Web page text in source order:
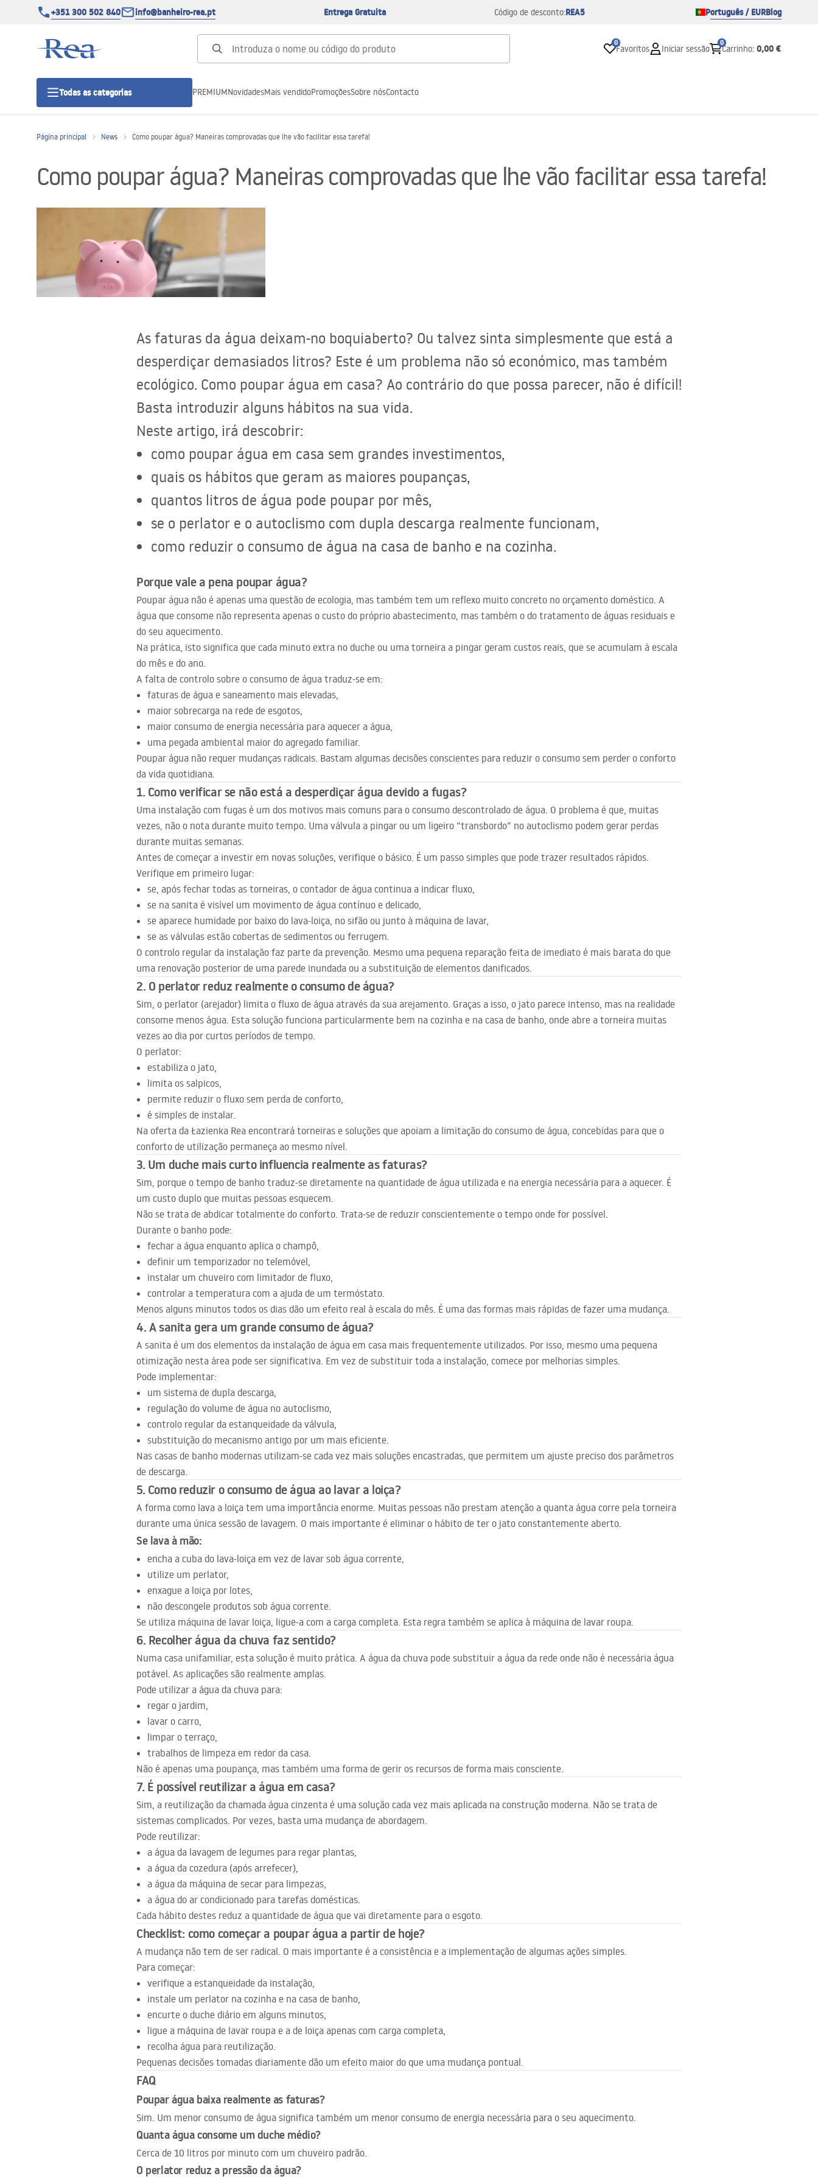
+351 300 502 840 info@banheiro-rea.pt Entrega Gratuita Código de desconto:REA5 Português / EURBlog
0
Favoritos Iniciar sessão
0
Carrinho: 0,00 €
Todas as categorias
Bases de duche de casa de banho
Sumidouros de duche
Lava-louças e lavatórios de casa
Cabinas de duche de casa de
Misturadores de casa de banho
acessórios de casa de banho
PREMIUMNovidadesMais vendidoPromoçõesSobre nósContacto
Página principal News Como poupar água? Maneiras comprovadas que lhe vão facilitar essa tarefa!
Como poupar água? Maneiras comprovadas que lhe vão facilitar essa tarefa!
As faturas da água deixam-no boquiaberto? Ou talvez sinta simplesmente que está a
desperdiçar demasiados litros? Este é um problema não só económico, mas também
ecológico. Como poupar água em casa? Ao contrário do que possa parecer, não é difícil!
Basta introduzir alguns hábitos na sua vida.
Neste artigo, irá descobrir:
como poupar água em casa sem grandes investimentos,
quais os hábitos que geram as maiores poupanças,
quantos litros de água pode poupar por mês,
se o perlator e o autoclismo com dupla descarga realmente funcionam,
como reduzir o consumo de água na casa de banho e na cozinha.
Porque vale a pena poupar água?
Poupar água não é apenas uma questão de ecologia, mas também tem um reflexo muito concreto no orçamento doméstico. A
água que consome não representa apenas o custo do próprio abastecimento, mas também o do tratamento de águas residuais e
do seu aquecimento.
Na prática, isto significa que cada minuto extra no duche ou uma torneira a pingar geram custos reais, que se acumulam à escala
do mês e do ano.
A falta de controlo sobre o consumo de água traduz-se em:
faturas de água e saneamento mais elevadas,
maior sobrecarga na rede de esgotos,
maior consumo de energia necessária para aquecer a água,
uma pegada ambiental maior do agregado familiar.
Poupar água não requer mudanças radicais. Bastam algumas decisões conscientes para reduzir o consumo sem perder o conforto
da vida quotidiana.
1. Como verificar se não está a desperdiçar água devido a fugas?
Uma instalação com fugas é um dos motivos mais comuns para o consumo descontrolado de água. O problema é que, muitas
vezes, não o nota durante muito tempo. Uma válvula a pingar ou um ligeiro “transbordo” no autoclismo podem gerar perdas
durante muitas semanas.
Antes de começar a investir em novas soluções, verifique o básico. É um passo simples que pode trazer resultados rápidos.
Verifique em primeiro lugar:
se, após fechar todas as torneiras, o contador de água continua a indicar fluxo,
se na sanita é visível um movimento de água contínuo e delicado,
se aparece humidade por baixo do lava-loiça, no sifão ou junto à máquina de lavar,
se as válvulas estão cobertas de sedimentos ou ferrugem.
O controlo regular da instalação faz parte da prevenção. Mesmo uma pequena reparação feita de imediato é mais barata do que
uma renovação posterior de uma parede inundada ou a substituição de elementos danificados.
2. O perlator reduz realmente o consumo de água?
Sim, o perlator (arejador) limita o fluxo de água através da sua arejamento. Graças a isso, o jato parece intenso, mas na realidade
consome menos água. Esta solução funciona particularmente bem na cozinha e na casa de banho, onde abre a torneira muitas
vezes ao dia por curtos períodos de tempo.
O perlator:
estabiliza o jato,
limita os salpicos,
permite reduzir o fluxo sem perda de conforto,
é simples de instalar.
Na oferta da Łazienka Rea encontrará torneiras e soluções que apoiam a limitação do consumo de água, concebidas para que o
conforto de utilização permaneça ao mesmo nível.
3. Um duche mais curto influencia realmente as faturas?
Sim, porque o tempo de banho traduz-se diretamente na quantidade de água utilizada e na energia necessária para a aquecer. É
um custo duplo que muitas pessoas esquecem.
Não se trata de abdicar totalmente do conforto. Trata-se de reduzir conscientemente o tempo onde for possível.
Durante o banho pode:
fechar a água enquanto aplica o champô,
definir um temporizador no telemóvel,
instalar um chuveiro com limitador de fluxo,
controlar a temperatura com a ajuda de um termóstato.
Menos alguns minutos todos os dias dão um efeito real à escala do mês. É uma das formas mais rápidas de fazer uma mudança.
4. A sanita gera um grande consumo de água?
A sanita é um dos elementos da instalação de água em casa mais frequentemente utilizados. Por isso, mesmo uma pequena
otimização nesta área pode ser significativa. Em vez de substituir toda a instalação, comece por melhorias simples.
Pode implementar:
um sistema de dupla descarga,
regulação do volume de água no autoclismo,
controlo regular da estanqueidade da válvula,
substituição do mecanismo antigo por um mais eficiente.
Nas casas de banho modernas utilizam-se cada vez mais soluções encastradas, que permitem um ajuste preciso dos parâmetros
de descarga.
5. Como reduzir o consumo de água ao lavar a loiça?
A forma como lava a loiça tem uma importância enorme. Muitas pessoas não prestam atenção a quanta água corre pela torneira
durante uma única sessão de lavagem. O mais importante é eliminar o hábito de ter o jato constantemente aberto.
Se lava à mão:
encha a cuba do lava-loiça em vez de lavar sob água corrente,
utilize um perlator,
enxague a loiça por lotes,
não descongele produtos sob água corrente.
Se utiliza máquina de lavar loiça, ligue-a com a carga completa. Esta regra também se aplica à máquina de lavar roupa.
6. Recolher água da chuva faz sentido?
Numa casa unifamiliar, esta solução é muito prática. A água da chuva pode substituir a água da rede onde não é necessária água
potável. As aplicações são realmente amplas.
Pode utilizar a água da chuva para:
regar o jardim,
lavar o carro,
limpar o terraço,
trabalhos de limpeza em redor da casa.
Não é apenas uma poupança, mas também uma forma de gerir os recursos de forma mais consciente.
7. É possível reutilizar a água em casa?
Sim, a reutilização da chamada água cinzenta é uma solução cada vez mais aplicada na construção moderna. Não se trata de
sistemas complicados. Por vezes, basta uma mudança de abordagem.
Pode reutilizar:
a água da lavagem de legumes para regar plantas,
a água da cozedura (após arrefecer),
a água da máquina de secar para limpezas,
a água do ar condicionado para tarefas domésticas.
Cada hábito destes reduz a quantidade de água que vai diretamente para o esgoto.
Checklist: como começar a poupar água a partir de hoje?
A mudança não tem de ser radical. O mais importante é a consistência e a implementação de algumas ações simples.
Para começar:
verifique a estanqueidade da instalação,
instale um perlator na cozinha e na casa de banho,
encurte o duche diário em alguns minutos,
ligue a máquina de lavar roupa e a de loiça apenas com carga completa,
recolha água para reutilização.
Pequenas decisões tomadas diariamente dão um efeito maior do que uma mudança pontual.
FAQ
Poupar água baixa realmente as faturas?
Sim. Um menor consumo de água significa também um menor consumo de energia necessária para o seu aquecimento.
Quanta água consome um duche médio?
Cerca de 10 litros por minuto com um chuveiro padrão.
O perlator reduz a pressão da água?